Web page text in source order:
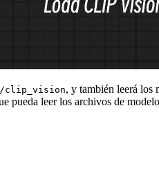
clip_vision, y también leerá los
pueda leer los archivos de